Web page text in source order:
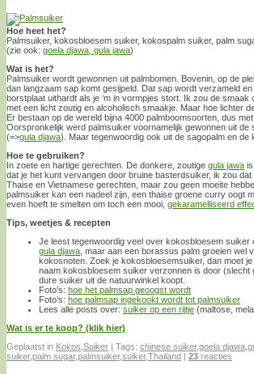
Hoe heet het?
Palmsuiker, kokosbloesem suiker, kokospalm suiker, palm
(zie ook: goela djawa, gula jawa)
Wat is het?
Palmsuiker wordt gewonnen uit palmbomen. Bovenin, op de
dan langzaam sap komt gesijpeld. Dat sap wordt verzameld
borstplaat uithardt als je ‘m in vormpjes stort. Ik zou de
met een licht zoutig en alcoholisch smaakje. Maar hoe lichter
Er bestaan op de wereld bijna 4000 palmboomsoorten, dus
Oorspronkelijk werd palmsuiker voornamelijk gewonnen uit
(=>gula djawa). Maar tegenwoordig ook uit de sagopalm en de
Hoe te gebruiken?
In zoete en hartige gerechten. De donkere, zoutige gula jawa
dat je het kunt vervangen door bruine basterdsuiker, ik zou
Thaise en Vietnamese gerechten, maar zou geen moeite
palmsuiker kan een nadeel zijn, een thaise groene curry oogt
even hoeft te smelten om toch een mooi, gekaramelliseerd
Tips, weetjes & recepten
Je leest tegenwoordig veel over kokosbloesem suiker
gula djawa , maar aan een borassus palm groeien wel
kokosnoten. Zoek je kokosbloesemsuiker, dan moet
naam kokosbloesem suiker verzonnen is door
dure suiker uit de natuurwinkel koopt.
Foto’s: hoe het palmsap geoogst wordt
Foto’s: hoe palmsap ingekookt wordt tot palmsuiker
Lees alle posts over: suiker op een rijtje (maltose,
Wat is er te koop? (klik hier)
Geplaatst in Kokos Suiker | Tags: chinese suiker,goela djawa
suiker,palm sugar,palmsuiker,suiker,Thailand | 23 reacties